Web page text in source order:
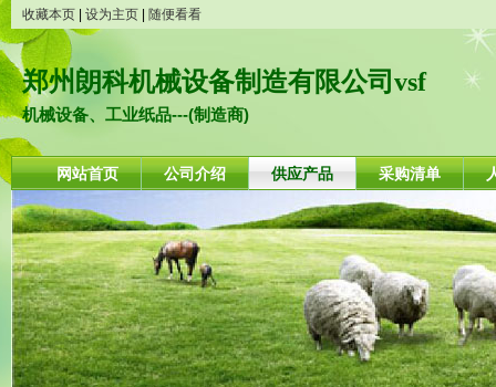
收藏本页 设为主页 随便看看
郑州朗科机械设备制造有限公司vsf
机械设备、工业纸品---(制造商)
网站首页 公司介绍 供应产品 采购清单